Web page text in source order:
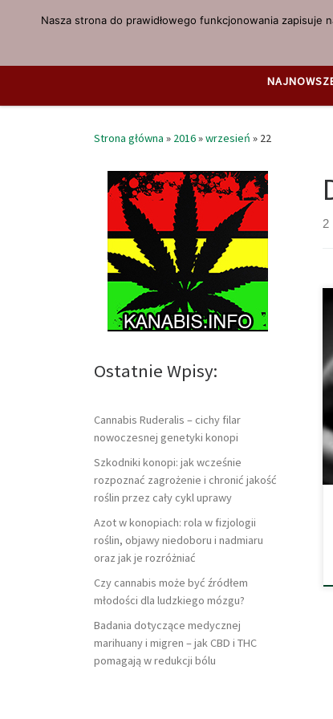
Przejdź do treści
Strona główna » 2016»wrzesień » 22
2
Ostatnie Wpisy:
Cannabis Ruderalis – cichy filar
nowoczesnej genetyki konopi
Szkodniki konopi: jak wcześnie
rozpoznać zagrożenie i chronić jakość
roślin przez cały cykl uprawy
Azot w konopiach: rola w fizjologii
roślin, objawy niedoboru i nadmiaru
oraz jak je rozróżniać
Czy cannabis może być źródłem
młodości dla ludzkiego mózgu?
Badania dotyczące medycznej
marihuany i migren – jak CBD i THC
pomagają w redukcji bólu
Nasza strona do prawidłowego funkcjonowania